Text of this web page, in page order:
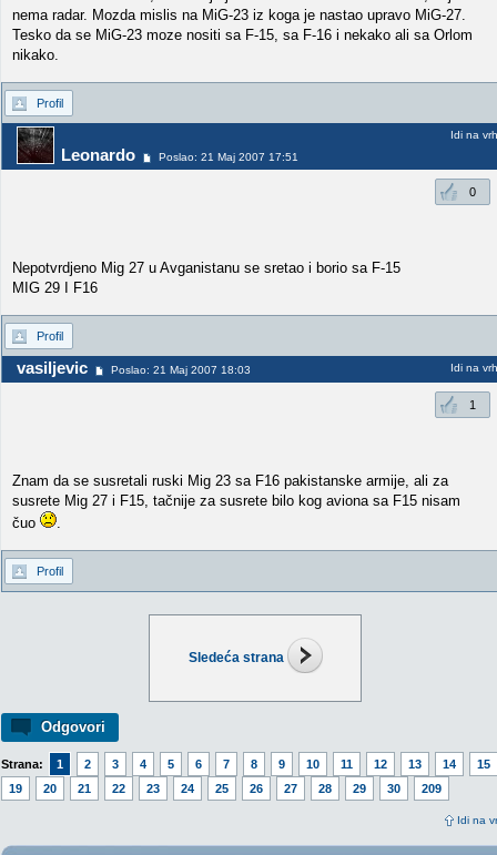
Sledeća strana
Odgovori
Strana: 1 2 3 4 5 6 7 8 9 10 11 12 13 14
15
19
20 21 22 23 24 25 26 27 28 29 30 209
Idi na
nema radar. Mozda mislis na MiG-23 iz koga je nastao upravo MiG-27.
Tesko da se MiG-23 moze nositi sa F-15, sa F-16 i nekako ali sa Orlom
nikako.
Profil
Leonardo Poslao: 21 Maj 2007 17:51
Idi na vrh
0
Nepotvrdjeno Mig 27 u Avganistanu se sretao i borio sa F-15
MIG 29 I F16
Profil
vasiljevic Poslao: 21 Maj 2007 18:03 Idi na vrh
1
Znam da se susretali ruski Mig 23 sa F16 pakistanske armije, ali za
susrete Mig 27 i F15, tačnije za susrete bilo kog aviona sa F15 nisam
čuo
.
Profil